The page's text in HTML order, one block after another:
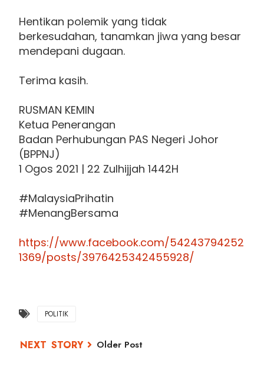
Hentikan polemik yang tidak
berkesudahan, tanamkan jiwa yang besar
mendepani dugaan.
Terima kasih.
RUSMAN KEMIN
Ketua Penerangan
Badan Perhubungan PAS Negeri Johor
(BPPNJ)
1 Ogos 2021 | 22 Zulhijjah 1442H
#MalaysiaPrihatin
#MenangBersama
https://www.facebook.com/54243794252
1369/posts/3976425342455928/
POLITIK
Older Post